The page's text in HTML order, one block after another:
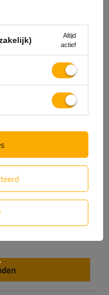
5/5
Altijd
actief